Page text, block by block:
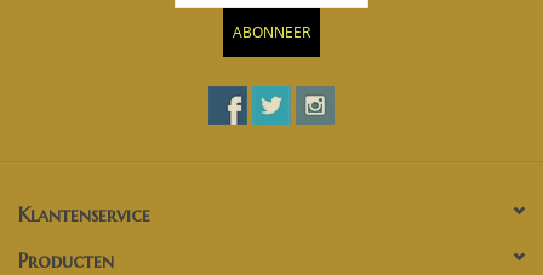
ABONNEER
Klantenservice
Producten